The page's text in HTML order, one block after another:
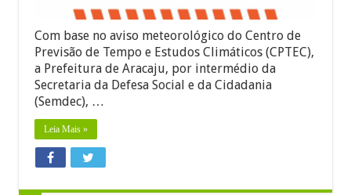
Com base no aviso meteorológico do Centro de
Previsão de Tempo e Estudos Climáticos (CPTEC),
a Prefeitura de Aracaju, por intermédio da
Secretaria da Defesa Social e da Cidadania
(Semdec), …
Leia Mais »